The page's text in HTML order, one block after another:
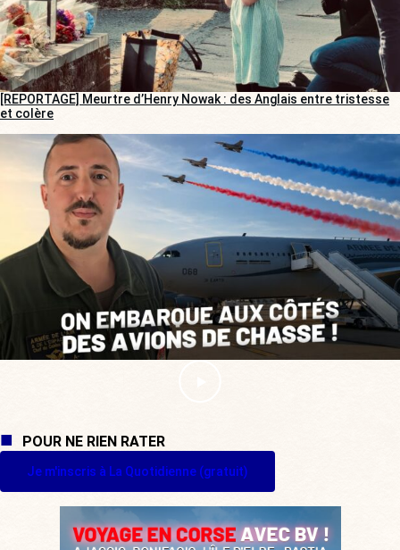
[REPORTAGE] Meurtre d’Henry Nowak : des Anglais entre tristesse
et colère
POUR NE RIEN RATER
Je m'inscris à La Quotidienne (gratuit)